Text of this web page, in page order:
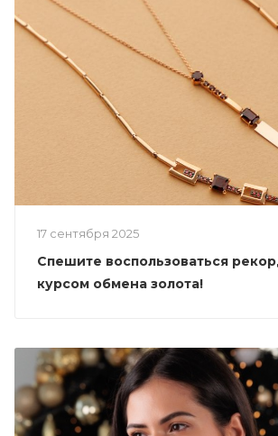
17 сентября 2025
Спешите воспользоваться
курсом обмена золота!